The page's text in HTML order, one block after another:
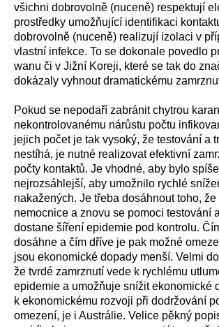
všichni dobrovolně (nuceně) respektují
prostředky umožňující identifikaci
dobrovolně (nuceně) realizují izolaci v
vlastní infekce. To se dokonale povedlo
wanu či v Jižní Koreji, které se tak do
dokázaly vyhnout dramatickému
Pokud se nepodaří zabránit chytrou
nekontrolovanému nárůstu počtu
jejich počet je tak vysoký, že testování a
nestíhá, je nutné realizovat efektivní
počty kontaktů. Je vhodné, aby bylo
nejrozsáhlejší, aby umožnilo rychlé
nakažených. Je třeba dosáhnout toho,
nemocnice a znovu se pomoci testování
dostane šíření epidemie pod kontrolu.
dosáhne a čím dříve je pak možné
jsou ekonomické dopady menší. Velmi
že tvrdé zamrznutí vede k rychlému
epidemie a umožňuje snížit ekonomické
k ekonomickému rozvoji při dodržování
omezení, je i Austrálie. Velice pěkný